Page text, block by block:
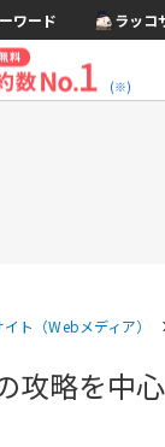
ワード ラッコ
(※)
ト（Webメディア）
攻略を中